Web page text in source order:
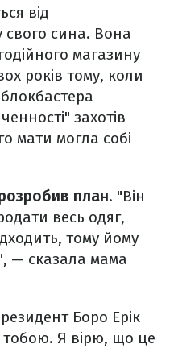
від
свого сина. Вона
магазину
років тому, коли
захотів
мати могла собі
план. "Він
весь одяг,
тому йому
— сказала мама
Боро Ерік
Я вірю, що це